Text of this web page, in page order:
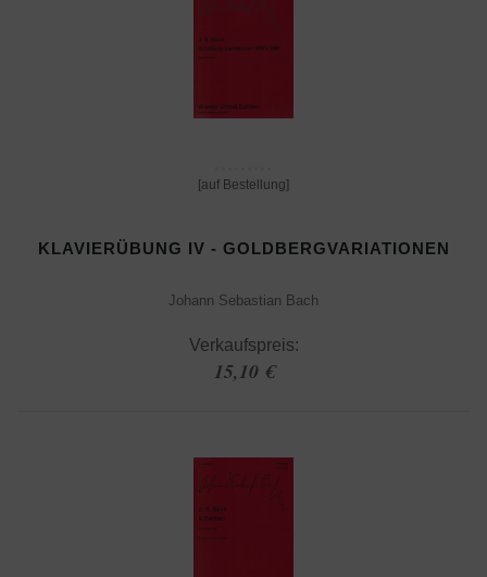
[auf Bestellung]
KLAVIERÜBUNG IV - GOLDBERGVARIATIONEN
Johann Sebastian Bach
Verkaufspreis:
15,10 €